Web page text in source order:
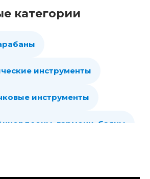
категории
инструменты
инструменты
гармони, баяны
духовые, пианики